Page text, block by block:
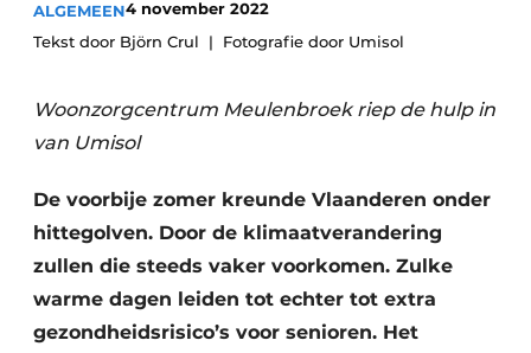
Vacatures
Video’s
ALGEMEEN4 november 2022
Tekst door Björn Crul
Fotografie door Umisol
Woonzorgcentrum Meulenbroek riep de hulp in
van Umisol
De voorbije zomer kreunde Vlaanderen onder
hittegolven. Door de klimaatverandering
zullen die steeds vaker voorkomen. Zulke
warme dagen leiden tot echter tot extra
gezondheidsrisico’s voor senioren. Het